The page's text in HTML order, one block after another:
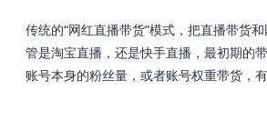
传统的“网红直播带货”模式，把直播带货
管是淘宝直播，还是快手直播，最初期的
账号本身的粉丝量，或者账号权重带货，有